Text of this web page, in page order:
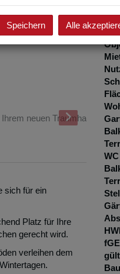
sich für ein
Platz für Ihre
gerecht wird.
verleihen dem
WC
Speichern Alle